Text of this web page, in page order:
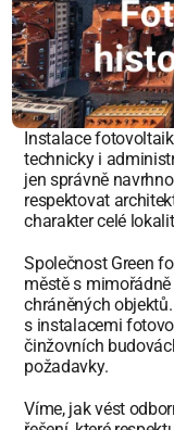
Instalace
technicky i
jen správně
respektovat
charakter celé
Společnost Green
městě s
chráněných
s instalacemi
činžovních
požadavky.
Víme, jak vést